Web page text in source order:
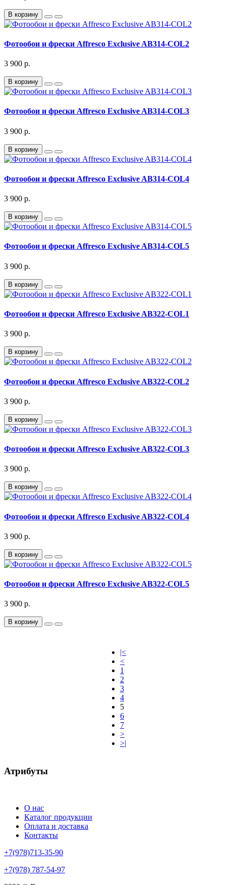
В корзину
Фотообои и фрески Affresco Exclusive AB314-COL2
3 900 р.
В корзину
Фотообои и фрески Affresco Exclusive AB314-COL3
3 900 р.
В корзину
Фотообои и фрески Affresco Exclusive AB314-COL4
3 900 р.
В корзину
Фотообои и фрески Affresco Exclusive AB314-COL5
3 900 р.
В корзину
Фотообои и фрески Affresco Exclusive AB322-COL1
3 900 р.
В корзину
Фотообои и фрески Affresco Exclusive AB322-COL2
3 900 р.
В корзину
Фотообои и фрески Affresco Exclusive AB322-COL3
3 900 р.
В корзину
Фотообои и фрески Affresco Exclusive AB322-COL4
3 900 р.
В корзину
Фотообои и фрески Affresco Exclusive AB322-COL5
3 900 р.
В корзину
|<
<
1
2
3
4
5
6
7
>
>|
Атрибуты
О нас
Каталог продукции
Оплата и доставка
Контакты
+7(978)713-35-90
+7(978) 787-54-97